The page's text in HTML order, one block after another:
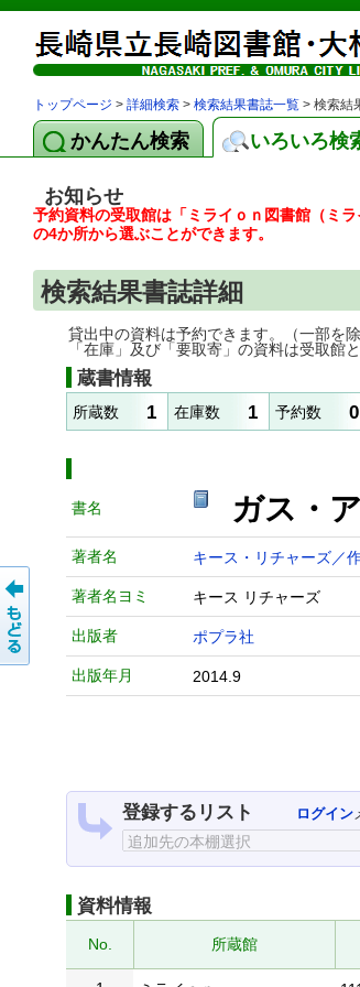
トップページ > 詳細検索 > 検索結果書誌一覧 > 検索結
かんたん検索 いろいろ検
お知らせ
予約資料の受取館は「ミライｏｎ図書館（ミ
の4か所から選ぶことができます。
検索結果書誌詳細
貸出中の資料は予約できます。（一部を除
「在庫」及び「要取寄」の資料は受取館
蔵書情報
所蔵数 1 在庫数 1 予約数 0
書名 ガス・
著者名 キース・リチャーズ／
著者名ヨミ キース リチャーズ
出版者 ポプラ社
出版年月 2014.9
登録するリスト ログイン
資料情報
No. 所蔵館